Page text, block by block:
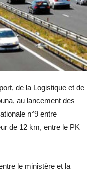
de la Logistique et de
au lancement des
n°9 entre
de 12 km, entre le PK
le ministère et la